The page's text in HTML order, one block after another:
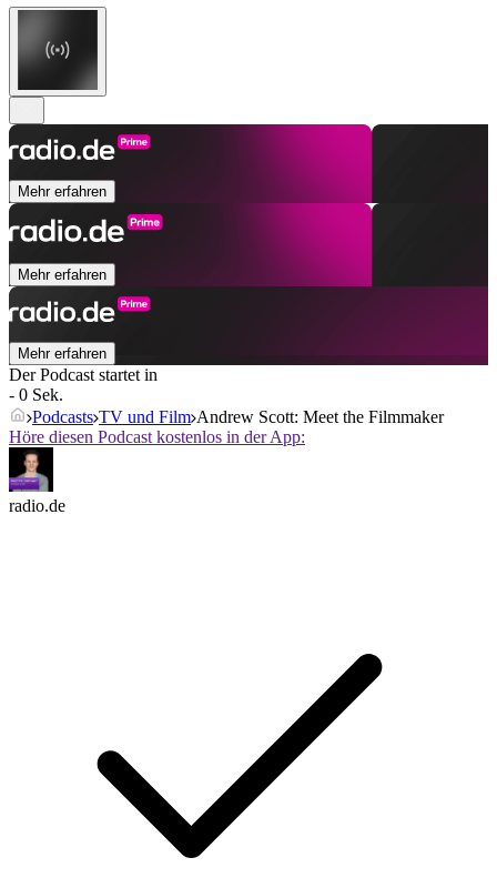
Mehr erfahren
Mehr erfahren
Mehr erfahren
Der Podcast startet in
- 0 Sek.
Podcasts TV und Film Andrew Scott: Meet the Filmmaker
Höre diesen Podcast kostenlos in der App:
radio.de